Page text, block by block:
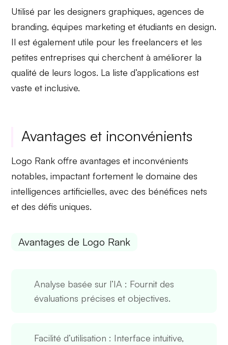
Utilisé par lesdesigners graphiques, agences de
branding, équipes marketing etétudiants en design.
Il est également utile pour lesfreelancers et les
petites entreprises qui cherchent à améliorer la
qualité de leurs logos. La liste d’applications est
vaste et inclusive.
Avantages et inconvénients
Logo Rank offreavantages et inconvénients
notables, impactant fortement le domaine des
intelligences artificielles, avec des bénéfices nets
et des défis uniques.
Avantages de Logo Rank
Analyse basée sur l’IA : Fournit des
évaluations précises et objectives.
Facilité d’utilisation : Interface intuitive,